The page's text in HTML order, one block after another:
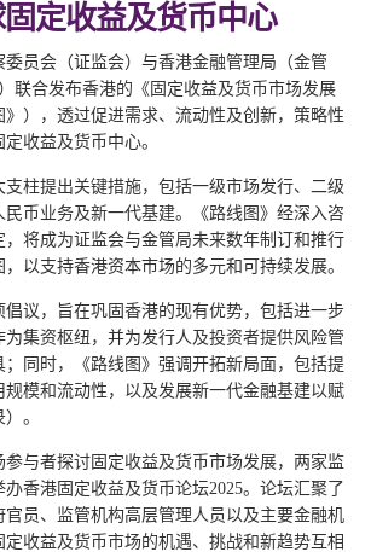
定收益及货币中心
员会（证监会）与香港金融管理局（金管
联合发布香港的《固定收益及货币市场发展
》），透过促进需求、流动性及创新，策略性
收益及货币中心。
支柱提出关键措施，包括一级市场发行、二级
币业务及新一代基建。《路线图》经深入咨
将成为证监会与金管局未来数年制订和推行
以支持香港资本市场的多元和可持续发展。
倡议，旨在巩固香港的现有优势，包括进一步
为集资枢纽，并为发行人及投资者提供风险管
同时，《路线图》强调开拓新局面，包括提
模和流动性，以及发展新一代金融基建以赋
。
参与者探讨固定收益及货币市场发展，两家监
香港固定收益及货币论坛2025。论坛汇聚了
员、监管机构高层管理人员以及主要金融机
收益及货币市场的机遇、挑战和新趋势互相